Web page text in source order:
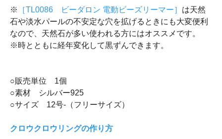
※ ［TL0086 ビーダロン 電動ビーズリーマー］ は天然
石や淡水パールの不安定な穴を拡げるときにも大変便利
なので、天然石が多い使われる方にはオススメです。
※時とともに経年変化して黒ずんできます。
○販売単位 1個
○素材 シルバー925
○サイズ 12号-（フリーサイズ）
クロウクロウリングの作り方